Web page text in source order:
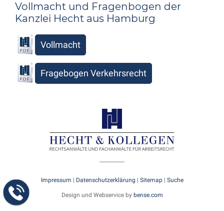
Vollmacht und Fragenbogen der
Kanzlei Hecht aus Hamburg
Vollmacht
Fragebogen Verkehrsrecht
Impressum | Datenschutzerklärung | Sitemap| Suche
Design und Webservice by bense.com